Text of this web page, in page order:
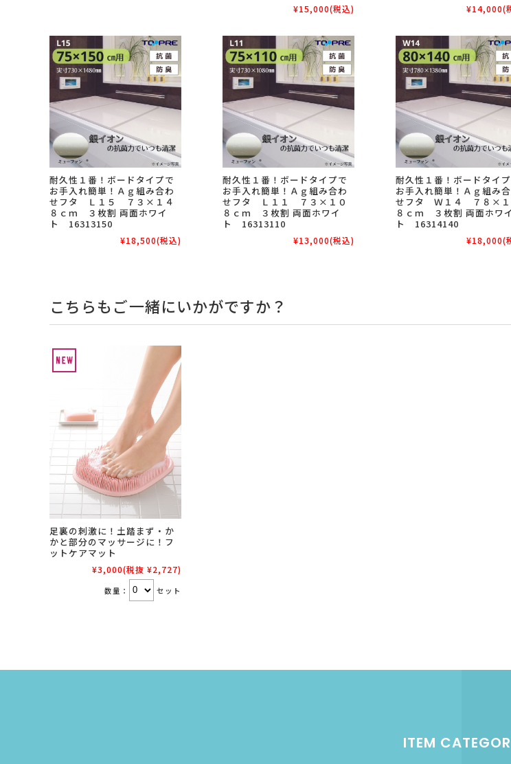
¥15,000(税込) ¥14,000(
耐久性１番！ボードタイプで
お手入れ簡単！Ａｇ組み合わ
せフタ Ｌ１５ ７３×１４
８ｃｍ ３枚割 両面ホワイ
ト 16313150
¥18,500(税込)
耐久性１番！ボードタイプで
お手入れ簡単！Ａｇ組み合わ
せフタ Ｌ１１ ７３×１０
８ｃｍ ３枚割 両面ホワイ
ト 16313110
¥13,000(税込)
耐久性１番！ボードタイ
お手入れ簡単！Ａｇ組み
せフタ Ｗ１４ ７８×１
８ｃｍ ３枚割 両面ホワイ
ト 16314140
¥18,000(
こちらもご一緒にいかがですか？
足裏の刺激に！土踏まず・か
かと部分のマッサージに！フ
ットケアマット
¥3,000(税抜 ¥2,727)
数量： セット
ITEM